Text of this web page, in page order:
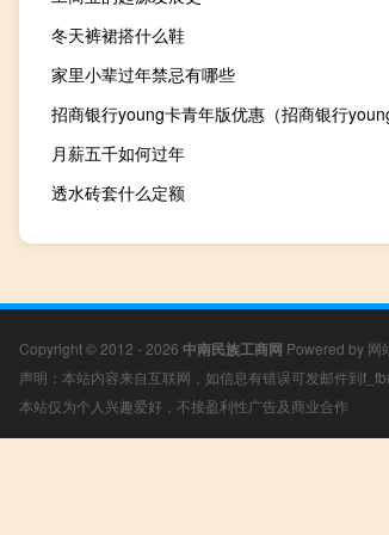
冬天裤裙搭什么鞋
家里小辈过年禁忌有哪些
招商银行young卡青年版优惠（招商银行
月薪五千如何过年
透水砖套什么定额
Copyright © 2012 - 2026 中南民族工商网 Powered by 网
声明：本站内容来自互联网，如信息有错误可发邮件到
本站仅为个人兴趣爱好，不接盈利性广告及商业合作